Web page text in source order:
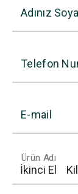
Adınız
Telefon
E-mail
Ürün Adı